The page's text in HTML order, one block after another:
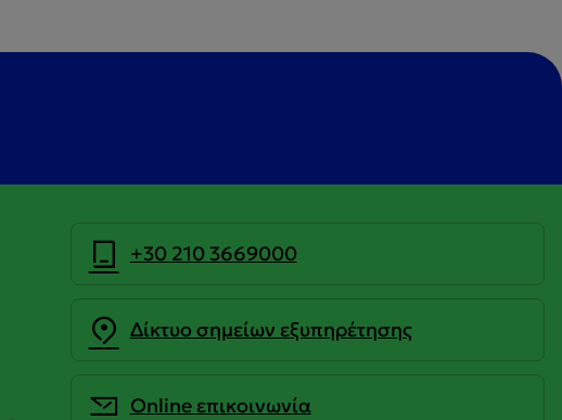
+30 210 3669000
Δίκτυο σημείων εξυπηρέτησης
Οnline επικοινωνία